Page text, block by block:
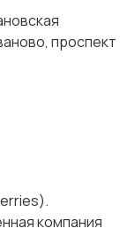
проспект
компания